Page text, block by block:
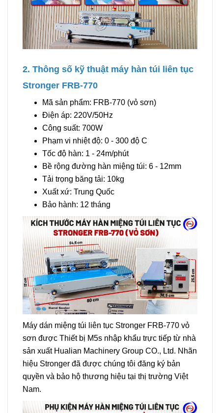
2. Thông số kỹ thuật máy hàn túi liên tục
Stronger FRB-770
Mã sản phẩm: FRB-770 (vỏ sơn)
Điện áp: 220V/50Hz
Công suất: 700W
Phạm vi nhiệt độ: 0 - 300 độ C
Tốc độ hàn: 1 - 24m/phút
Bề rộng đường hàn miệng túi: 6 - 12mm
Tải trọng băng tải: 10kg
Xuất xứ: Trung Quốc
Bảo hành: 12 tháng
Máy dán miệng túi liên tục Stronger FRB-770 vỏ
sơn được Thiết bị M5s nhập khẩu trực tiếp từ nhà
sản xuất Hualian Machinery Group CO., Ltd. Nhãn
hiệu Stronger đã được chúng tôi đăng ký bản
quyền và bảo hộ thương hiệu tại thị trường Việt
Nam.